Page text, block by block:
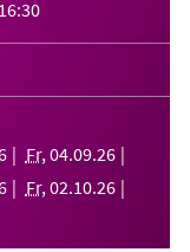
16:30
Fr, 04.09.26
Fr, 02.10.26